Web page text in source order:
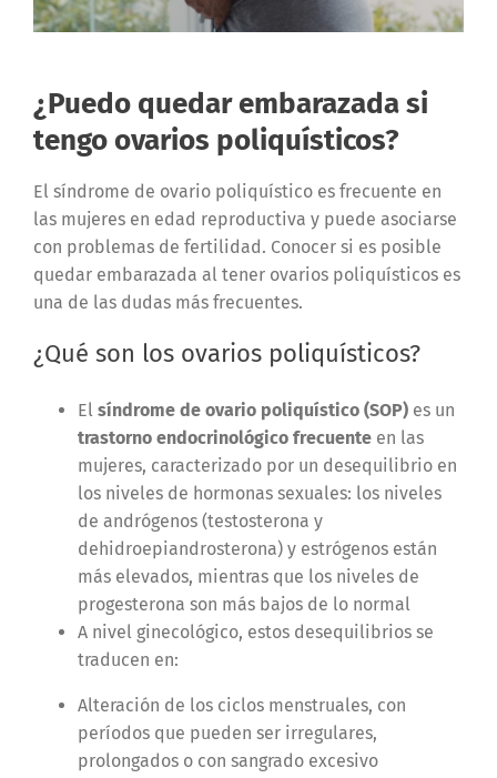
¿Puedo quedar embarazada si
tengo ovarios poliquísticos?
El síndrome de ovario poliquístico es frecuente en
las mujeres en edad reproductiva y puede asociarse
con problemas de fertilidad. Conocer si es posible
quedar embarazada al tener ovarios poliquísticos es
una de las dudas más frecuentes.
¿Qué son los ovarios poliquísticos?
El síndrome de ovario poliquístico (SOP)es un
trastorno endocrinológico frecuenteen las
mujeres, caracterizado por un desequilibrio en
los niveles de hormonas sexuales: los niveles
de andrógenos (testosterona y
dehidroepiandrosterona) y estrógenos están
más elevados, mientras que los niveles de
progesterona son más bajos de lo normal
A nivel ginecológico, estos desequilibrios se
traducen en:
Alteración de los ciclos menstruales, con
períodos que pueden ser irregulares,
prolongados o con sangrado excesivo